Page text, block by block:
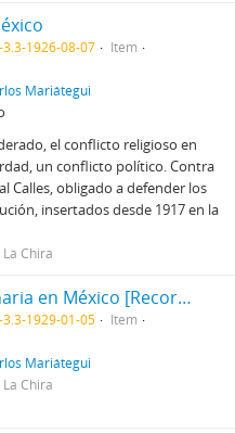
3.3-1926-08-07
Item
Mariátegui
el conflicto religioso en
un conflicto político. Contra
Calles, obligado a defender los
insertados desde 1917 en la
Chira
La lucha eleccionaria en México [Recorte de Prensa]
3.3-1929-01-05
Item
Mariátegui
Chira